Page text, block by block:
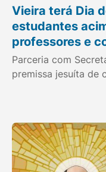
Vieira terá Dia
estudantes
professores e
Parceria com
premissa jesuíta de